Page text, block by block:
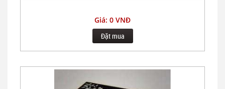
Giá: 0 VNĐ
Đặt mua